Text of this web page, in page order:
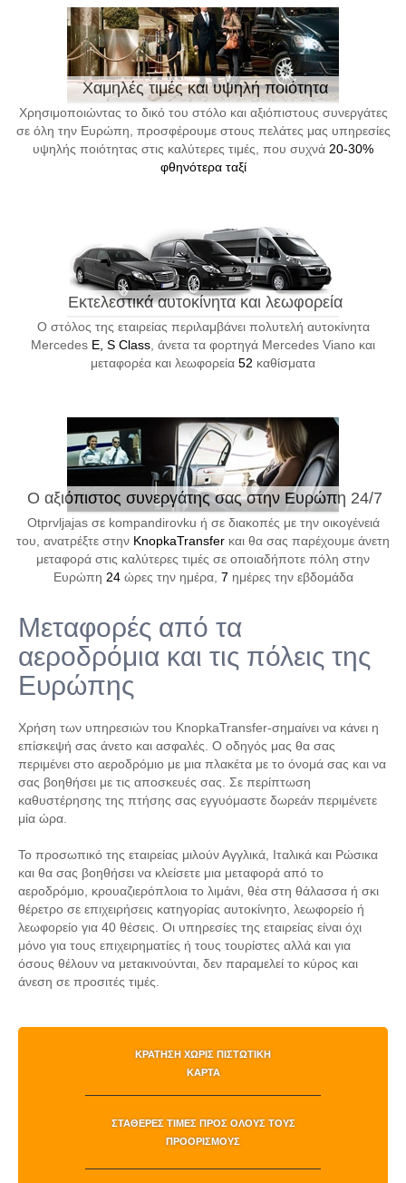
Χαμηλές τιμές και υψηλή ποιότητα
Χρησιμοποιώντας το δικό του στόλο και αξιόπιστους συνεργάτες
σε όλη την Ευρώπη, προσφέρουμε στους πελάτες μας υπηρεσίες
υψηλής ποιότητας στις καλύτερες τιμές, που συχνά 20-30%
φθηνότερα ταξί
Εκτελεστικά αυτοκίνητα και λεωφορεία
Ο στόλος της εταιρείας περιλαμβάνει πολυτελή αυτοκίνητα
Mercedes E, S Class, άνετα τα φορτηγά Mercedes Viano και
μεταφορέα και λεωφορεία 52 καθίσματα
Ο αξιόπιστος συνεργάτης σας στην Ευρώπη 24/7
Otprvljajas σε kompandirovku ή σε διακοπές με την οικογένειά
του, ανατρέξτε στην KnopkaTransfer και θα σας παρέχουμε άνετη
μεταφορά στις καλύτερες τιμές σε οποιαδήποτε πόλη στην
Ευρώπη 24ώρες την ημέρα, 7 ημέρες την εβδομάδα
Μεταφορές από τα
αεροδρόμια και τις πόλεις της
Ευρώπης
Χρήση των υπηρεσιών του KnopkaTransfer-σημαίνει να κάνει η
επίσκεψή σας άνετο και ασφαλές. Ο οδηγός μας θα σας
περιμένει στο αεροδρόμιο με μια πλακέτα με το όνομά σας και να
σας βοηθήσει με τις αποσκευές σας. Σε περίπτωση
καθυστέρησης της πτήσης σας εγγυόμαστε δωρεάν περιμένετε
μία ώρα.
Το προσωπικό της εταιρείας μιλούν Αγγλικά, Ιταλικά και Ρώσικα
και θα σας βοηθήσει να κλείσετε μια μεταφορά από το
αεροδρόμιο, κρουαζιερόπλοια το λιμάνι, θέα στη θάλασσα ή σκι
θέρετρο σε επιχειρήσεις κατηγορίας αυτοκίνητο, λεωφορείο ή
λεωφορείο για 40 θέσεις. Οι υπηρεσίες της εταιρείας είναι όχι
μόνο για τους επιχειρηματίες ή τους τουρίστες αλλά και για
όσους θέλουν να μετακινούνται, δεν παραμελεί το κύρος και
άνεση σε προσιτές τιμές.
ΚΡΆΤΗΣΗ ΧΩΡΊΣ ΠΙΣΤΩΤΙΚΉ
ΚΆΡΤΑ
ΣΤΑΘΕΡΈΣ ΤΙΜΈΣ ΠΡΟΣ ΌΛΟΥΣ ΤΟΥΣ
ΠΡΟΟΡΙΣΜΟΎΣ